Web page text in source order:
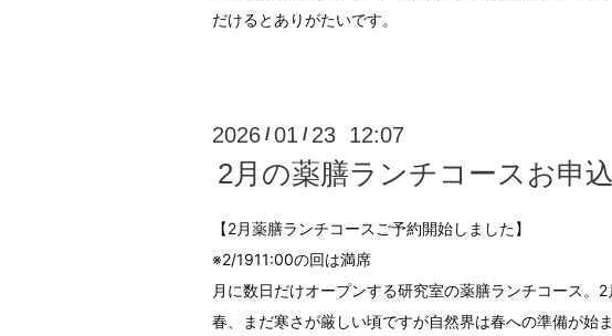
だけるとありがたいです。
2026 /01 / 23 12:07
2月の薬膳ランチコースお申
【2月薬膳ランチコースご予約開始しました】
※2/1911:00の回は満席
月に数日だけオープンする研究室の薬膳ランチコース。
春、まだ寒さが厳しい頃ですが自然界は春への準備が始ま